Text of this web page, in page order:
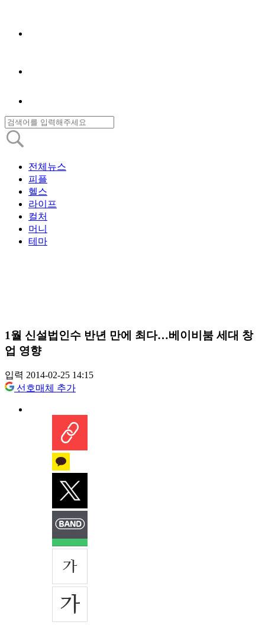
전체뉴스
피플
헬스
라이프
컬처
머니
테마
1월 신설법인수 반년 만에 최다…베이비붐 세대 창
업 영향
입력 2014-02-25 14:15
선호매체 추가